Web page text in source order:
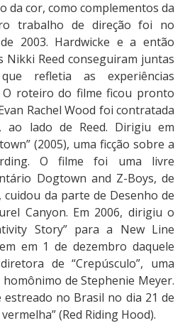
da cor, como complementos da
trabalho de direção foi no
2003. Hardwicke e a então
Nikki Reed conseguiram juntas
refletia as experiências
O roteiro do filme ficou pronto
Rachel Wood foi contratada
ao lado de Reed. Dirigiu em
(2005), uma ficção sobre a
O filme foi uma livre
Dogtown and Z-Boys, de
cuidou da parte de Desenho de
Canyon. Em 2006, dirigiu o
Story” para a New Line
em 1 de dezembro daquele
de “Crepúsculo”, uma
de Stephenie Meyer.
estreado no Brasil no dia 21 de
(Red Riding Hood).